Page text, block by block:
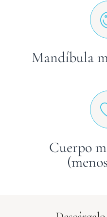
Mandíbula
Cuerpo